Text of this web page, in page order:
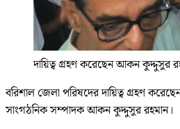
দায়িত্ব গ্রহণ করেছেন আকন কুদ্দুসুর
বরিশাল জেলা পরিষদের দায়িত্ব গ্রহণ
সাংগঠনিক সম্পাদক আকন কুদ্দুসুর রহমান।